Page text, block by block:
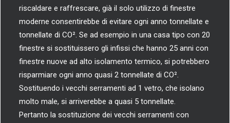
riscaldare e raffrescare, già il solo utilizzo di finestre
moderne consentirebbe di evitare ogni anno tonnellate e
tonnellate di CO². Se ad esempio in una casa tipo con 20
finestre si sostituissero gli infissi che hanno 25 anni con
finestre nuove ad alto isolamento termico, si potrebbero
risparmiare ogni anno quasi 2 tonnellate di CO².
Sostituendo i vecchi serramenti ad 1 vetro, che isolano
molto male, si arriverebbe a quasi 5 tonnellate.
Pertanto la sostituzione dei vecchi serramenti con